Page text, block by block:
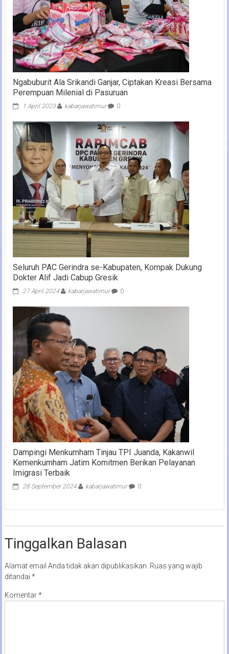
Ngabuburit Ala Srikandi Ganjar, Ciptakan Kreasi Bersama
Perempuan Milenial di Pasuruan
1 April 2023 kabarjawatimur 0
Seluruh PAC Gerindra se-Kabupaten, Kompak Dukung
Dokter Alif Jadi Cabup Gresik
27 April 2024 kabarjawatimur 0
Dampingi Menkumham Tinjau TPI Juanda, Kakanwil
Kemenkumham Jatim Komitmen Berikan Pelayanan
Imigrasi Terbaik
28 September 2024 kabarjawatimur 0
Tinggalkan Balasan
Alamat email Anda tidak akan dipublikasikan. Ruas yang wajib
ditandai *
Komentar*